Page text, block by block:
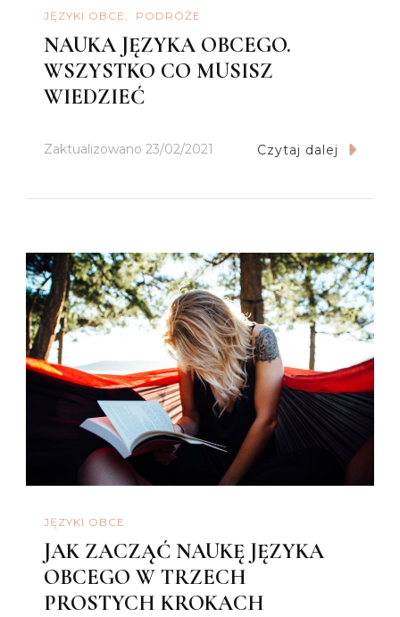
JĘZYKI OBCE PODRÓŻE
NAUKA JĘZYKA OBCEGO.
WSZYSTKO CO MUSISZ
WIEDZIEĆ
Zaktualizowano 23/02/2021 Czytaj dalej
JĘZYKI OBCE
JAK ZACZĄĆ NAUKĘ JĘZYKA
OBCEGO W TRZECH
PROSTYCH KROKACH